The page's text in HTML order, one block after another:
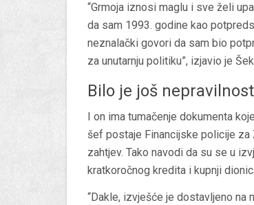
“Grmoja iznosi maglu i sve želi
da sam 1993. godine kao
neznalački govori da sam bio
za unutarnju politiku”, izjavio je
Bilo je još
I on ima tumačenje dokumenta
šef postaje Financijske policije za
zahtjev. Tako navodi da su se u
kratkoročnog kredita i kupnji
“Dakle, izvješće je dostavljeno na